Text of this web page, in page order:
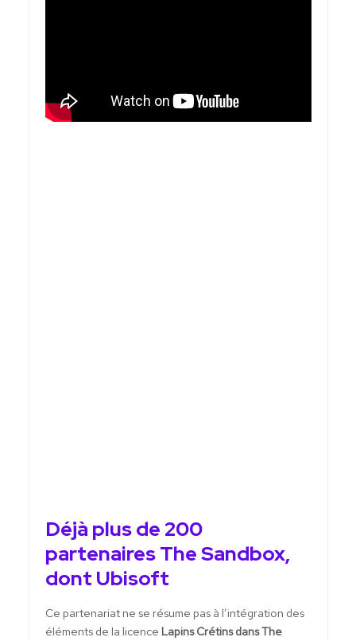
Déjà plus de 200
partenaires The Sandbox,
dont Ubisoft
Ce partenariat ne se résume pas à l’intégration des
éléments de la licence Lapins Crétins dans The